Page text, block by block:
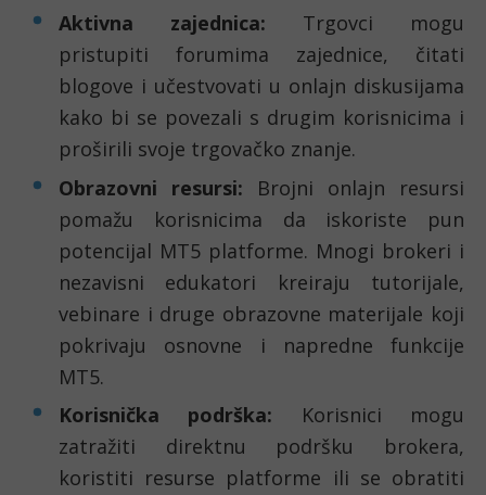
Aktivna zajednica: Trgovci mogu
pristupiti forumima zajednice, čitati
blogove i učestvovati u onlajn diskusijama
kako bi se povezali s drugim korisnicima i
proširili svoje trgovačko znanje.
Obrazovni resursi: Brojni onlajn resursi
pomažu korisnicima da iskoriste pun
potencijal MT5 platforme. Mnogi brokeri i
nezavisni edukatori kreiraju tutorijale,
vebinarе i druge obrazovne materijale koji
pokrivaju osnovne i napredne funkcije
MT5.
Korisnička podrška: Korisnici mogu
zatražiti direktnu podršku brokera,
koristiti resurse platforme ili se obratiti